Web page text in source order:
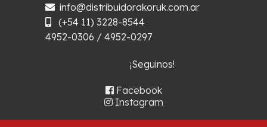
info@distribuidorakoruk.com.ar
(+54 11) 3228-8544
4952-0306 / 4952-0297
¡Seguinos!
Facebook
Instagram